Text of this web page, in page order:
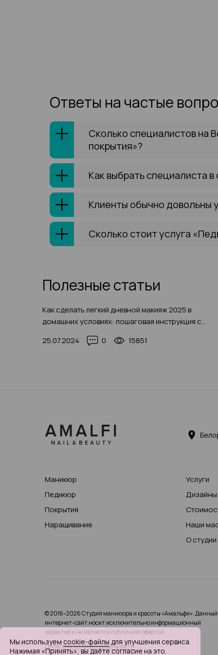
Ответы на частые
Сколько специалистов на
покрытия»?
Как выбрать специалиста
Клиенты обычно довольны
Сколько стоит услуга
Полезные статьи
Как сделать легкий дневной макияж 2025 в
домашних условиях: пошаговая инструкция с
25.07.2024 0 15851
Маникюр
Педикюр
Покрытия
Наращивание
Услуги
Дизайны
Наши
О студии
© 2016–2026 Студия маникюра и красоты «Амальфи». Данный
интернет-сайт носит исключительно информационный
характер и не является публичной офертой.
Политика конфиденциальности
Мы используем cookie-файлы для улучшения сервиса.
Нажимая «Принять», вы даёте согласие на это.